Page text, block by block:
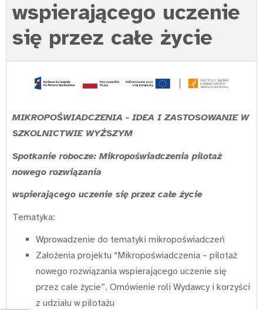
wspierającego uczenie
się przez całe życie
MIKROPOŚWIADCZENIA - IDEA I ZASTOSOWANIE W
SZKOLNICTWIE WYŻSZYM
Spotkanie robocze: Mikropoświadczenia pilotaż
nowego rozwiązania
wspierającego uczenie się przez całe życie
Tematyka:
Wprowadzenie do tematyki mikropoświadczeń
Założenia projektu “Mikropoświadczenia – pilotaż
nowego rozwiązania wspierającego uczenie się
przez całe życie”. Omówienie roli Wydawcy i korzyści
z udziału w pilotażu